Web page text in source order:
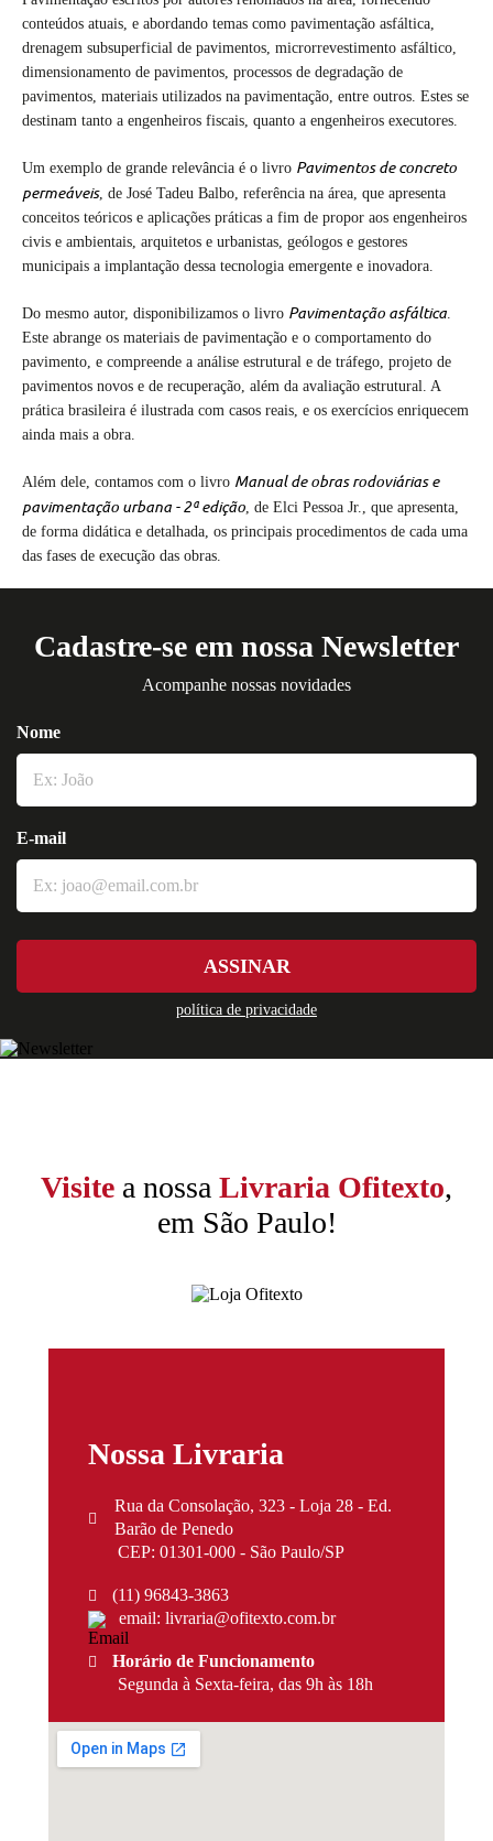
conteúdos atuais, e abordando temas como pavimentação asfáltica,
drenagem subsuperficial de pavimentos, microrrevestimento asfáltico,
dimensionamento de pavimentos, processos de degradação de
pavimentos, materiais utilizados na pavimentação, entre outros. Estes se
destinam tanto a engenheiros fiscais, quanto a engenheiros executores.
Um exemplo de grande relevância é o livro Pavimentos de concreto
permeáveis, de José Tadeu Balbo, referência na área, que apresenta
conceitos teóricos e aplicações práticas a fim de propor aos engenheiros
civis e ambientais, arquitetos e urbanistas, geólogos e gestores
municipais a implantação dessa tecnologia emergente e inovadora.
Do mesmo autor, disponibilizamos o livro Pavimentação asfáltica.
Este abrange os materiais de pavimentação e o comportamento do
pavimento, e compreende a análise estrutural e de tráfego, projeto de
pavimentos novos e de recuperação, além da avaliação estrutural. A
prática brasileira é ilustrada com casos reais, e os exercícios enriquecem
ainda mais a obra.
Além dele, contamos com o livro Manual de obras rodoviárias e
pavimentação urbana - 2ªedição, de Elci Pessoa Jr., que apresenta,
de forma didática e detalhada, os principais procedimentos de cada uma
das fases de execução das obras.
Cadastre-se em nossa Newsletter
Acompanhe nossas novidades
política de privacidade
Nome
E-mail
ASSINAR
Visite a nossa Livraria Ofitexto,
em São Paulo!
Nossa Livraria
Rua da Consolação, 323 - Loja 28 - Ed.
Barão de Penedo
CEP: 01301-000 - São Paulo/SP
(11) 96843-3863
email: livraria@ofitexto.com.br
Horário de Funcionamento
Segunda à Sexta-feira, das 9h às 18h